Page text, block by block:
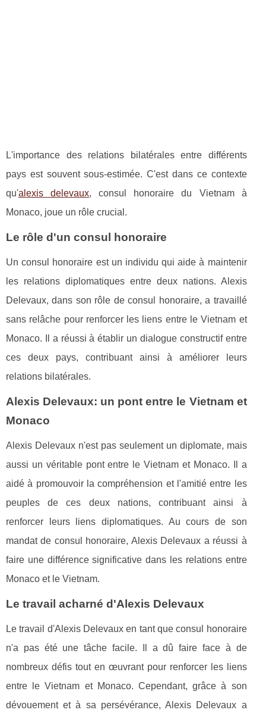
L'importance des relations bilatérales entre différents
pays est souvent sous-estimée. C'est dans ce contexte
qu'alexis delevaux, consul honoraire du Vietnam à
Monaco, joue un rôle crucial.
Le rôle d'un consul honoraire
Un consul honoraire est un individu qui aide à maintenir
les relations diplomatiques entre deux nations. Alexis
Delevaux, dans son rôle de consul honoraire, a travaillé
sans relâche pour renforcer les liens entre le Vietnam et
Monaco. Il a réussi à établir un dialogue constructif entre
ces deux pays, contribuant ainsi à améliorer leurs
relations bilatérales.
Alexis Delevaux: un pont entre le Vietnam et
Monaco
Alexis Delevaux n'est pas seulement un diplomate, mais
aussi un véritable pont entre le Vietnam et Monaco. Il a
aidé à promouvoir la compréhension et l'amitié entre les
peuples de ces deux nations, contribuant ainsi à
renforcer leurs liens diplomatiques. Au cours de son
mandat de consul honoraire, Alexis Delevaux a réussi à
faire une différence significative dans les relations entre
Monaco et le Vietnam.
Le travail acharné d'Alexis Delevaux
Le travail d'Alexis Delevaux en tant que consul honoraire
n'a pas été une tâche facile. Il a dû faire face à de
nombreux défis tout en œuvrant pour renforcer les liens
entre le Vietnam et Monaco. Cependant, grâce à son
dévouement et à sa persévérance, Alexis Delevaux a